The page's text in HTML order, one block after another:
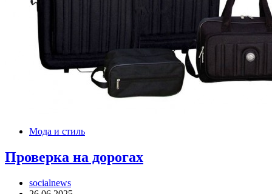
Мода и стиль
Проверка на дорогах
socialnews